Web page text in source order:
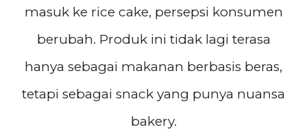
masuk ke rice cake, persepsi konsumen
berubah. Produk ini tidak lagi terasa
hanya sebagai makanan berbasis beras,
tetapi sebagai snack yang punya nuansa
bakery.